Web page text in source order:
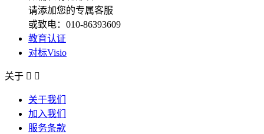
请添加您的专属客服
或致电：010-86393609
教育认证
对标Visio
关于  
关于我们
加入我们
服务条款